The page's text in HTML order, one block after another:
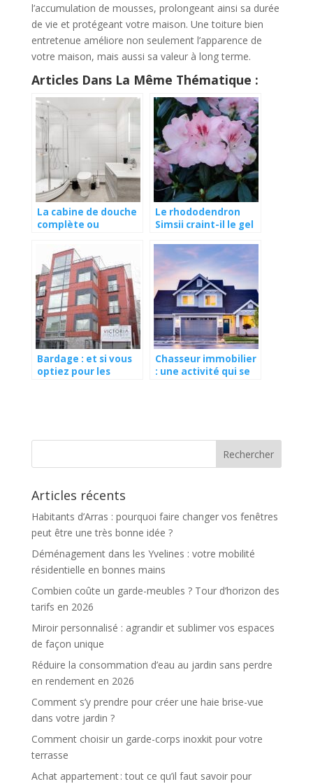
l’accumulation de mousses, prolongeant ainsi sa durée
de vie et protégeant votre maison. Une toiture bien
entretenue améliore non seulement l’apparence de
votre maison, mais aussi sa valeur à long terme.
Articles Dans La Même Thématique :
La cabine de douche
complète ou
est-elle si prisée ?
Le rhododendron
Simsii craint-il le gel
Bardage : et si vous
optiez pour les
Chasseur immobilier
: une activité qui se
Articles récents
Habitants d’Arras : pourquoi faire changer vos fenêtres
peut être une très bonne idée ?
Déménagement dans les Yvelines : votre mobilité
résidentielle en bonnes mains
Combien coûte un garde-meubles ? Tour d’horizon des
tarifs en 2026
Miroir personnalisé : agrandir et sublimer vos espaces
de façon unique
Réduire la consommation d’eau au jardin sans perdre
en rendement en 2026
Comment s’y prendre pour créer une haie brise-vue
dans votre jardin ?
Comment choisir un garde-corps inoxkit pour votre
terrasse
Achat appartement : tout ce qu’il faut savoir pour